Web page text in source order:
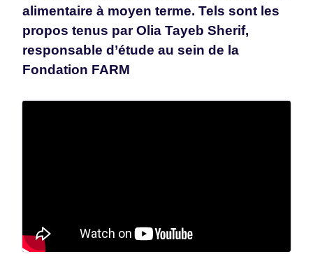
alimentaire à moyen terme. Tels sont les
propos tenus par Olia Tayeb Sherif,
responsable d’étude au sein de la
Fondation FARM